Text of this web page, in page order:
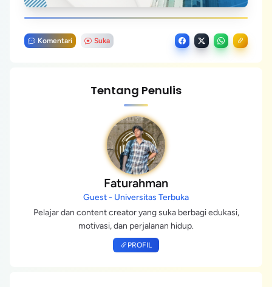
Komentari Suka
Tentang Penulis
Faturahman
Guest - Universitas Terbuka
Pelajar dan content creator yang suka berbagi edukasi,
motivasi, dan perjalanan hidup.
PROFIL